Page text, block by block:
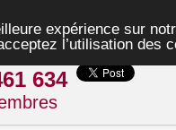
expérience sur
l’utilisation des
634